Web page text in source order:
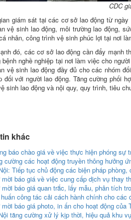
CDC
giám sát tại các cơ sở lao động từ
vệ sinh lao động, môi trường lao động,
nhân, công trình vệ sinh phúc lợi tại nơi
đó, các cơ sở lao động cần đẩy mạnh
bệnh nghề nghiệp tại nơi làm việc cho
vệ sinh lao động đầy đủ cho các nhóm
đối với người lao động. Tăng cường phối
sinh lao động và nội quy, quy trình, tiêu
khác
báo chào giá về việc thực hiện phóng sự
cường các hoạt động truyền thông hưởng
Tiếp tục chủ động các biện pháp phòng,
báo giá về việc cung cấp dịch vụ thay
báo giá quan trắc, lấy mẫu, phân tích
công tác cải cách hành chính cho các
báo giá photo, in ấn cho hoạt động của
tăng cường xử lý kịp thời, hiệu quả khu